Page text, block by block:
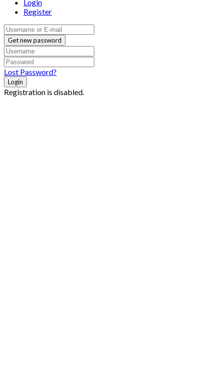
Login
Register
Get new password
Lost Password?
Login
Registration is disabled.